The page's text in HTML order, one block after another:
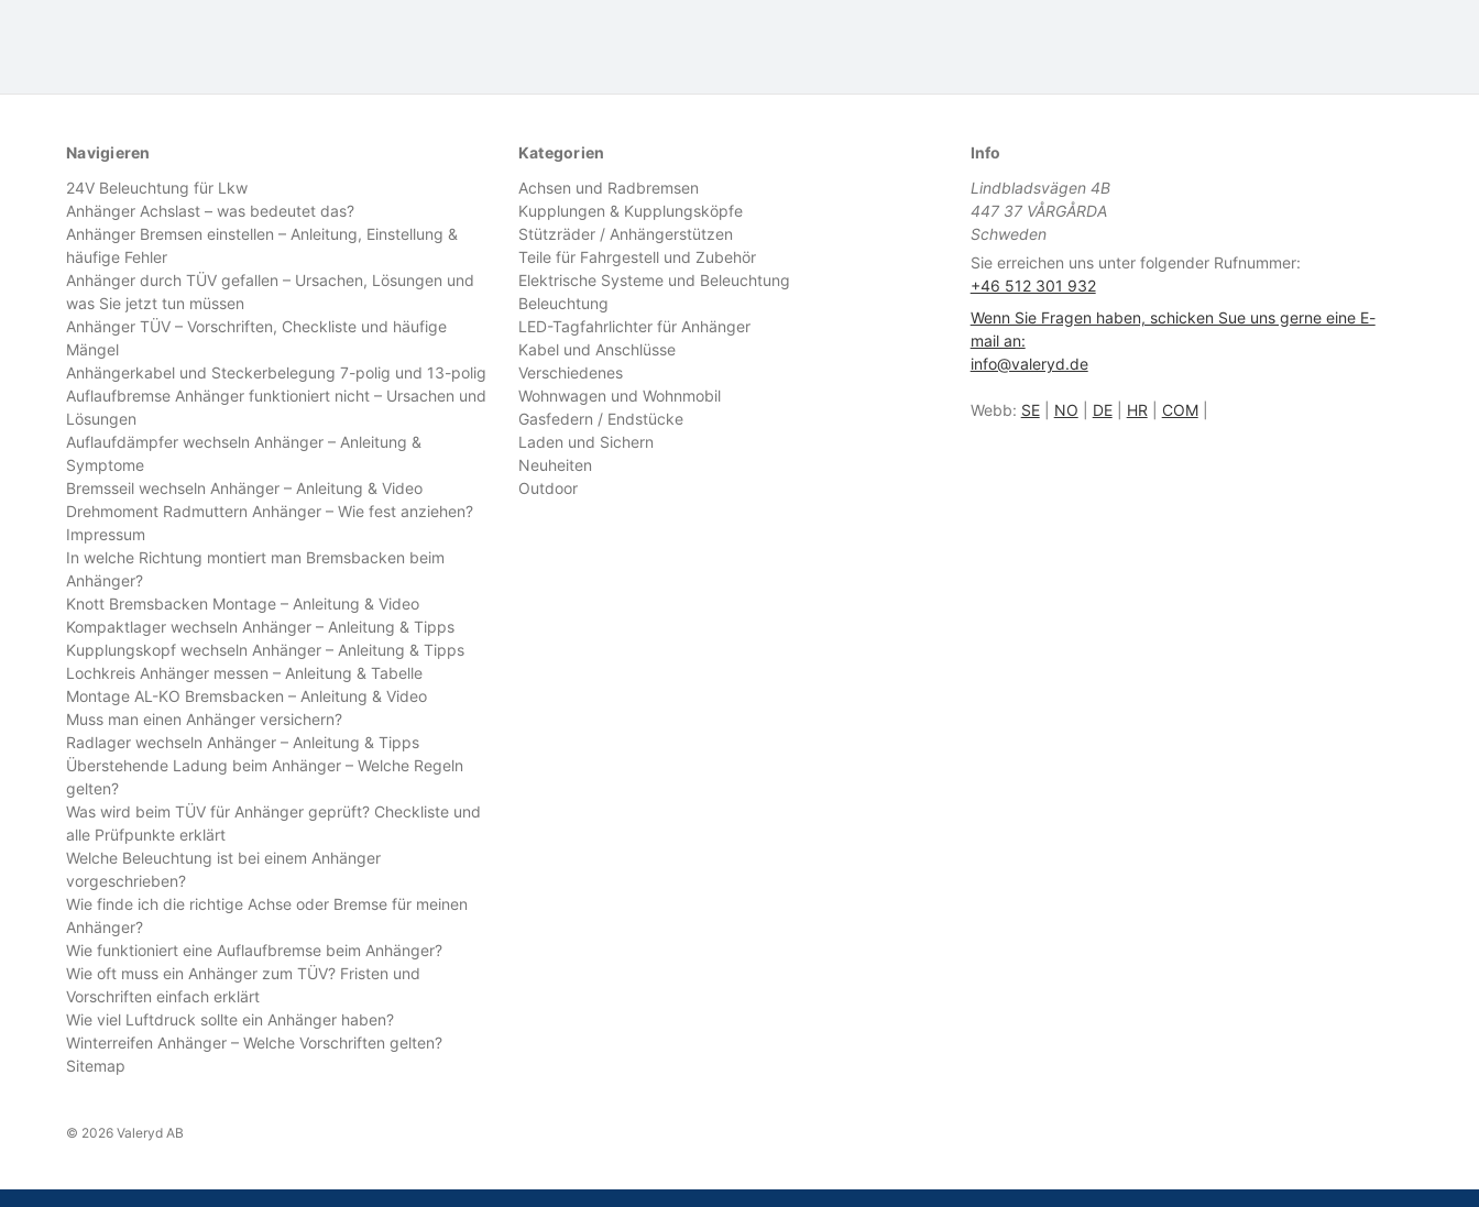
Navigieren
24V Beleuchtung für Lkw
Anhänger Achslast – was bedeutet das?
Anhänger Bremsen einstellen – Anleitung, Einstellung &
häufige Fehler
Anhänger durch TÜV gefallen – Ursachen, Lösungen und
was Sie jetzt tun müssen
Anhänger TÜV – Vorschriften, Checkliste und häufige
Mängel
Anhängerkabel und Steckerbelegung 7-polig und 13-polig
Auflaufbremse Anhänger funktioniert nicht – Ursachen und
Lösungen
Auflaufdämpfer wechseln Anhänger – Anleitung &
Symptome
Bremsseil wechseln Anhänger – Anleitung & Video
Drehmoment Radmuttern Anhänger – Wie fest anziehen?
Impressum
In welche Richtung montiert man Bremsbacken beim
Anhänger?
Knott Bremsbacken Montage – Anleitung & Video
Kompaktlager wechseln Anhänger – Anleitung & Tipps
Kupplungskopf wechseln Anhänger – Anleitung & Tipps
Lochkreis Anhänger messen – Anleitung & Tabelle
Montage AL-KO Bremsbacken – Anleitung & Video
Muss man einen Anhänger versichern?
Radlager wechseln Anhänger – Anleitung & Tipps
Überstehende Ladung beim Anhänger – Welche Regeln
gelten?
Was wird beim TÜV für Anhänger geprüft? Checkliste und
alle Prüfpunkte erklärt
Welche Beleuchtung ist bei einem Anhänger
vorgeschrieben?
Wie finde ich die richtige Achse oder Bremse für meinen
Anhänger?
Wie funktioniert eine Auflaufbremse beim Anhänger?
Wie oft muss ein Anhänger zum TÜV? Fristen und
Vorschriften einfach erklärt
Wie viel Luftdruck sollte ein Anhänger haben?
Winterreifen Anhänger – Welche Vorschriften gelten?
Sitemap
Kategorien
Achsen und Radbremsen
Kupplungen & Kupplungsköpfe
Stützräder / Anhängerstützen
Teile für Fahrgestell und Zubehör
Elektrische Systeme und Beleuchtung
Beleuchtung
LED-Tagfahrlichter für Anhänger
Kabel und Anschlüsse
Verschiedenes
Wohnwagen und Wohnmobil
Gasfedern / Endstücke
Laden und Sichern
Neuheiten
Outdoor
Info
Lindbladsvägen 4B
447 37 VÅRGÅRDA
Schweden
Sie erreichen uns unter folgender Rufnummer:
+46 512 301 932
Wenn Sie Fragen haben, schicken Sue uns gerne eine E-
mail an:
info@valeryd.de
Webb: SE| NO DE| HR COM|
© 2026 Valeryd AB